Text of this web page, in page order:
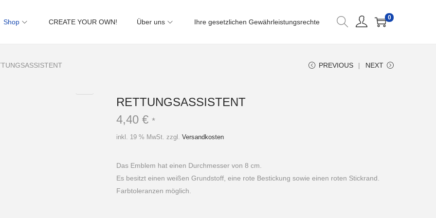
Shop CREATE YOUR OWN! Über uns Ihre gesetzlichen Gewährleistungsrechte
0
PREVIOUS NEXT
RETTUNGSASSISTENT
4,40 € *
inkl. 19 % MwSt. zzgl. Versandkosten
Das Emblem hat einen Durchmesser von 8 cm.
Es besitzt einen weißen Grundstoff, eine rote Bestickung sowie einen roten Stickrand.
Farbtoleranzen möglich.